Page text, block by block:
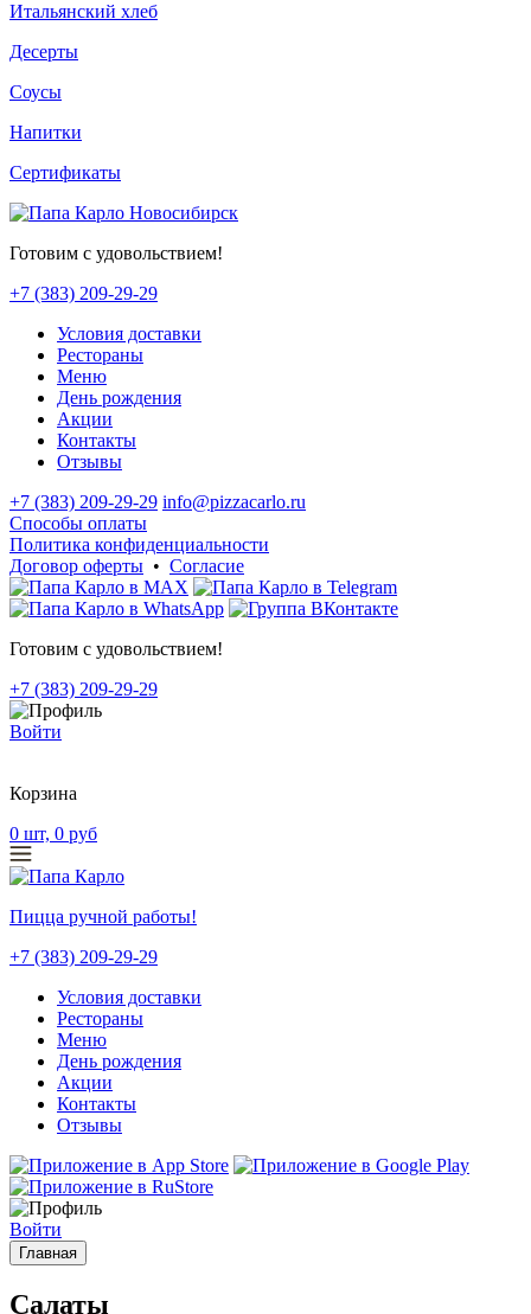
Итальянский хлеб
Десерты
Соусы
Напитки
Сертификаты
Готовим с удовольствием!
+7 (383) 209-29-29
Условия доставки
Рестораны
Меню
День рождения
Акции
Контакты
Отзывы
+7 (383) 209-29-29 info@pizzacarlo.ru
Способы оплаты
Политика конфиденциальности
Договор оферты • Согласие
Готовим с удовольствием!
+7 (383) 209-29-29
Войти
Корзина
0 шт, 0 руб
Пицца ручной работы!
+7 (383) 209-29-29
Условия доставки
Рестораны
Меню
День рождения
Акции
Контакты
Отзывы
Войти
Главная
Салаты